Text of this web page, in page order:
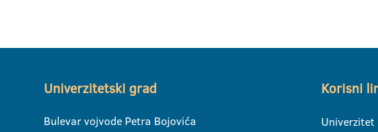
Univerzitetski grad
Bulevar vojvode Petra Bojovića
Korisni
Univerzitet